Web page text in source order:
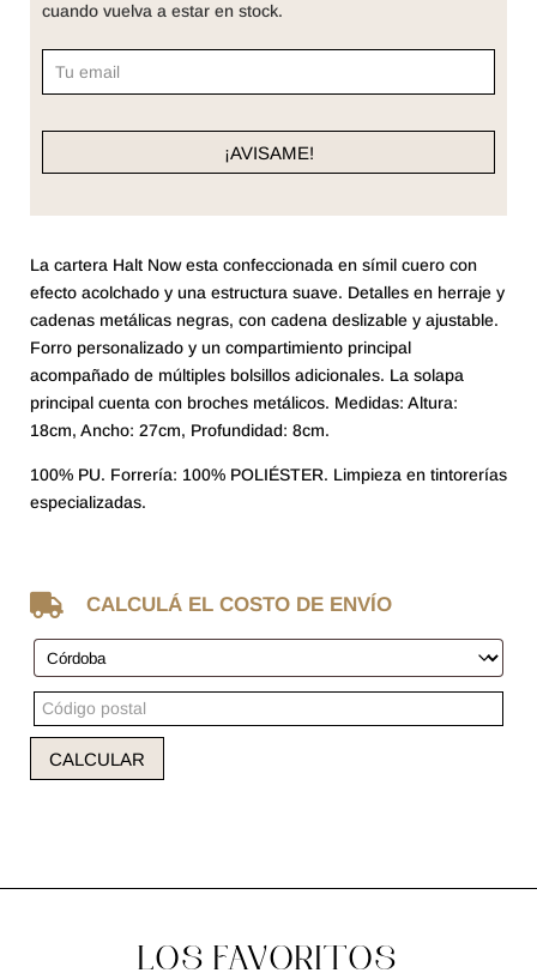
cuando vuelva a estar en stock.
La cartera Halt Now esta confeccionada en símil cuero con
efecto acolchado y una estructura suave. Detalles en herraje y
cadenas metálicas negras, con cadena deslizable y ajustable.
Forro personalizado y un compartimiento principal
acompañado de múltiples bolsillos adicionales. La solapa
principal cuenta con broches metálicos. Medidas: Altura:
18cm, Ancho: 27cm, Profundidad: 8cm.
100% PU. Forrería: 100% POLIÉSTER. Limpieza en tintorerías
especializadas.
 CALCULÁ EL COSTO DE ENVÍO
CALCULAR
LOS FAVORITOS